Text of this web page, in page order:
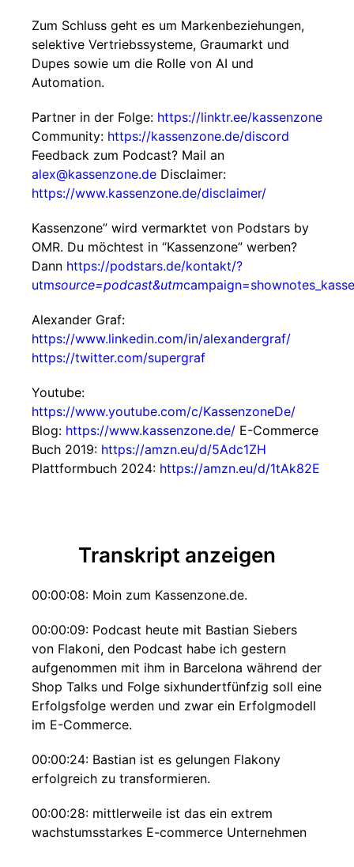
Zum Schluss geht es um Markenbeziehungen,
selektive Vertriebssysteme, Graumarkt und
Dupes sowie um die Rolle von AI und
Automation.
Partner in der Folge: https://linktr.ee/kassenzone
Community: https://kassenzone.de/discord
Feedback zum Podcast? Mail an
alex@kassenzone.de Disclaimer:
https://www.kassenzone.de/disclaimer/
Kassenzone” wird vermarktet von Podstars by
OMR. Du möchtest in “Kassenzone” werben?
Dann https://podstars.de/kontakt/?
utmsource=podcast&utm
Alexander Graf:
https://www.linkedin.com/in/alexandergraf/
https://twitter.com/supergraf
Youtube:
https://www.youtube.com/c/KassenzoneDe/
Blog: https://www.kassenzone.de/ E-Commerce
Buch 2019: https://amzn.eu/d/5Adc1ZH
Plattformbuch 2024: https://amzn.eu/d/1tAk82E
Transkript anzeigen
00:00:08: Moin zum Kassenzone.de.
00:00:09: Podcast heute mit Bastian Siebers
von Flakoni, den Podcast habe ich gestern
aufgenommen mit ihm in Barcelona während der
Shop Talks und Folge sixhundertfünfzig soll eine
Erfolgsfolge werden und zwar ein Erfolgmodell
im E-Commerce.
00:00:24: Bastian ist es gelungen Flakony
erfolgreich zu transformieren.
00:00:28: mittlerweile ist das ein extrem
wachstumsstarkes E-commerce Unternehmen